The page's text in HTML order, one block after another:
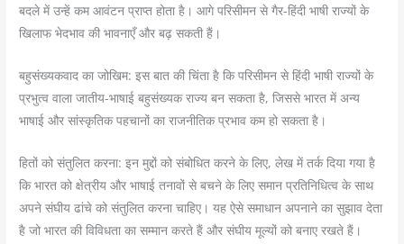
बदले में उन्हें कम आवंटन प्राप्त होता है। आगे परिसीमन से गैर-हिंदी भाषी राज्यों के
खिलाफ भेदभाव की भावनाएँ और बढ़ सकती हैं।
बहुसंख्यकवाद का जोखिम: इस बात की चिंता है कि परिसीमन से हिंदी भाषी राज्यों के
प्रभुत्व वाला जातीय-भाषाई बहुसंख्यक राज्य बन सकता है, जिससे भारत में अन्य
भाषाई और सांस्कृतिक पहचानों का राजनीतिक प्रभाव कम हो सकता है।
हितों को संतुलित करना: इन मुद्दों को संबोधित करने के लिए, लेख में तर्क दिया गया है
कि भारत को क्षेत्रीय और भाषाई तनावों से बचने के लिए समान प्रतिनिधित्व के साथ
अपने संघीय ढांचे को संतुलित करना चाहिए। यह ऐसे समाधान अपनाने का सुझाव देता
है जो भारत की विविधता का सम्मान करते हैं और संघीय मूल्यों को बनाए रखते हैं।